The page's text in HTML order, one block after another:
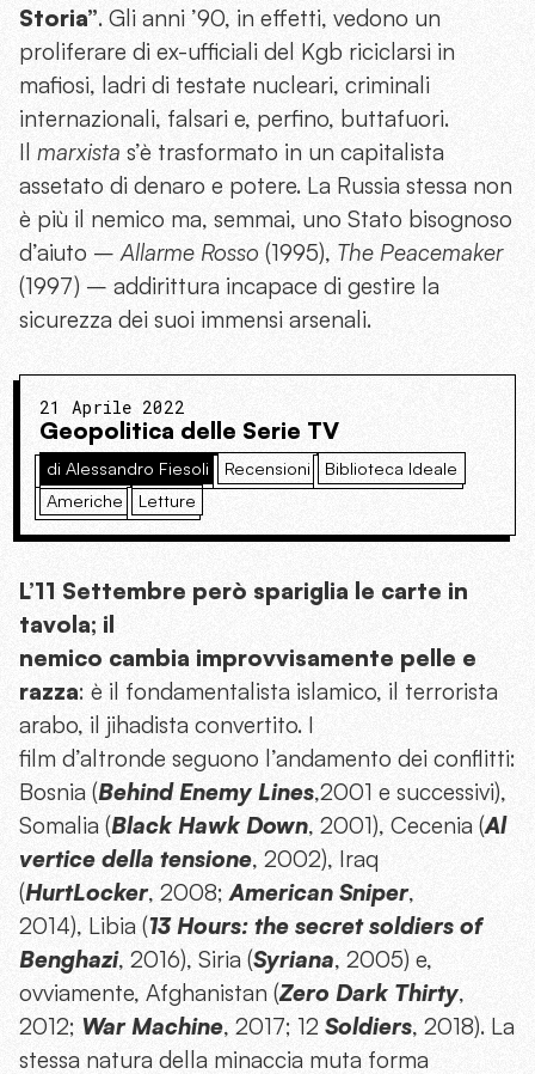
Storia”. Gli anni ’90, in effetti, vedono un
proliferare di ex-ufficiali del Kgb riciclarsi in
mafiosi, ladri di testate nucleari, criminali
internazionali, falsari e, perfino, buttafuori.
Il marxista s’è trasformato in un capitalista
assetato di denaro e potere. La Russia stessa non
è più il nemico ma, semmai, uno Stato bisognoso
d’aiuto –Allarme Rosso (1995), The Peacemaker
(1997) – addirittura incapace di gestire la
sicurezza dei suoi immensi arsenali.
21 Aprile 2022
Geopolitica delle Serie TV
di Alessandro Fiesoli Recensioni
Biblioteca Ideale
Americhe
Letture
L’11 Settembre però spariglia le carte in
tavola; il
nemico cambia improvvisamente pelle e
razza: è il fondamentalista islamico, il terrorista
arabo, il jihadista convertito. I
film d’altronde seguono l’andamento dei conflitti:
Bosnia (Behind Enemy Lines,2001 e successivi),
Somalia (Black Hawk Down, 2001), Cecenia (Al
vertice della tensione, 2002), Iraq
(HurtLocker, 2008;American Sniper,
2014), Libia (13 Hours: the secret soldiers of
Benghazi, 2016), Siria (Syriana, 2005) e,
ovviamente, Afghanistan (Zero Dark Thirty,
2012; War Machine, 2017; 12 Soldiers, 2018). La
stessa natura della minaccia muta forma